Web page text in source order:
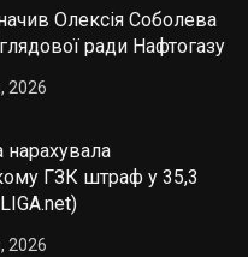
Олексія Соболева
ради Нафтогазу
2026
нарахувала
ГЗК штраф у 35,3
2026